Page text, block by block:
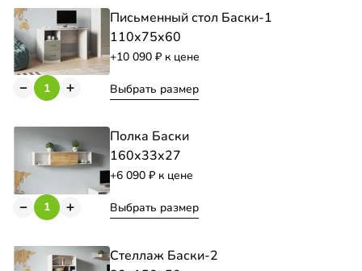
Письменный стол Баски-1
110х75х60
+10 090 к цене
Выбрать размер
Полка Баски
160х33х27
+6 090 к цене
Выбрать размер
Стеллаж Баски-2